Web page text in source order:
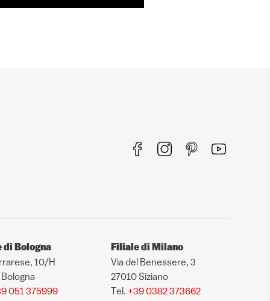
di Bologna
10/H
051 375999
Filiale di Milano
Via del Benessere, 3
27010 Siziano
Tel. +39 0382 373662